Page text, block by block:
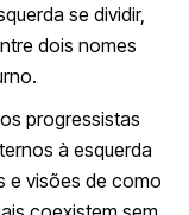
se dividir,
dois nomes
progressistas
à esquerda
e visões de como